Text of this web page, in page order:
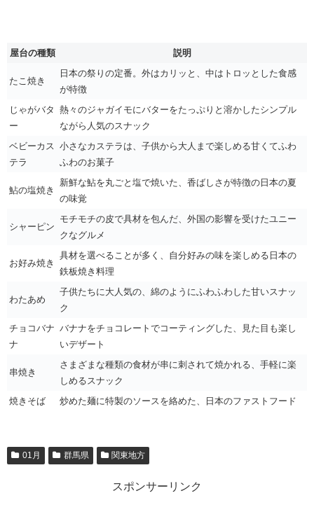
屋台の種類 説明
たこ焼き
日本の祭りの定番。外はカリッと、中はトロッとした食感
が特徴
じゃがバタ
ー
熱々のジャガイモにバターをたっぷりと溶かしたシンプル
ながら人気のスナック
ベビーカス
テラ
小さなカステラは、子供から大人まで楽しめる甘くてふわ
ふわのお菓子
鮎の塩焼き
新鮮な鮎を丸ごと塩で焼いた、香ばしさが特徴の日本の夏
の味覚
シャーピン
モチモチの皮で具材を包んだ、外国の影響を受けたユニー
クなグルメ
お好み焼き
具材を選べることが多く、自分好みの味を楽しめる日本の
鉄板焼き料理
わたあめ
子供たちに大人気の、綿のようにふわふわした甘いスナッ
ク
チョコバナ
ナ
バナナをチョコレートでコーティングした、見た目も楽し
いデザート
串焼き
さまざまな種類の食材が串に刺されて焼かれる、手軽に楽
しめるスナック
焼きそば
炒めた麺に特製のソースを絡めた、日本のファストフード
01月 群馬県 関東地方
スポンサーリンク